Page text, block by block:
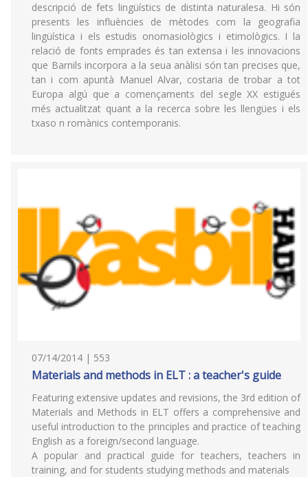
descripció de fets lingüístics de distinta naturalesa. Hi són
presents les influències de mètodes com la geografia
lingüística i els estudis onomasiològics i etimològics. I la
relació de fonts emprades és tan extensa i les innovacions
que Barnils incorpora a la seua anàlisi són tan precises que,
tan i com apuntà Manuel Alvar, costaria de trobar a tot
Europa algú que a començaments del segle XX estigués
més actualitzat quant a la recerca sobre les llengües i els
txaso n romànics contemporanis.
07/14/2014 | 553
Materials and methods in ELT : a teacher's guide
Featuring extensive updates and revisions, the 3rd edition of
Materials and Methods in ELT offers a comprehensive and
useful introduction to the principles and practice of teaching
English as a foreign/second language.
A popular and practical guide for teachers, teachers in
training, and for students studying methods and materials